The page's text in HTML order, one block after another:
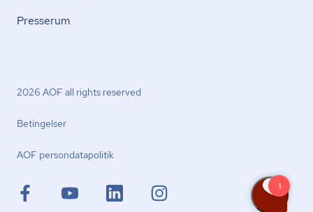
Presserum
2026 AOF all rights reserved
Betingelser
AOF per­son­da­ta­po­li­tik